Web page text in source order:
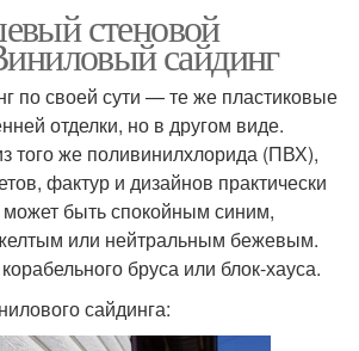
стеновой
сайдинг
по своей сути — те же пластиковые
отделки, но в другом виде.
того же поливинилхлорида (ПВХ),
фактур и дизайнов практически
быть спокойным синим,
или нейтральным бежевым.
бруса или блок-хауса.
сайдинга: